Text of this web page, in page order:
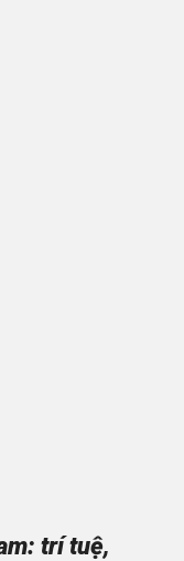
trí tuệ,